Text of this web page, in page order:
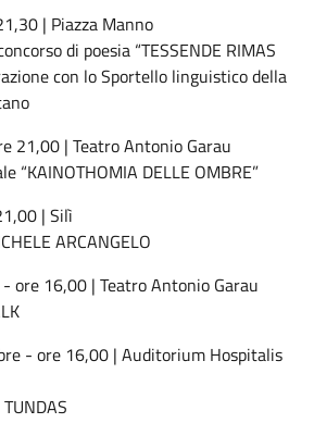
| Piazza Manno
di poesia “TESSENDE RIMAS
con lo Sportello linguistico della
21,00 | Teatro Antonio Garau
“KAINOTHOMIA DELLE OMBRE”
| Silì
ARCANGELO
ore 16,00 | Teatro Antonio Garau
- ore 16,00 | Auditorium Hospitalis
TUNDAS